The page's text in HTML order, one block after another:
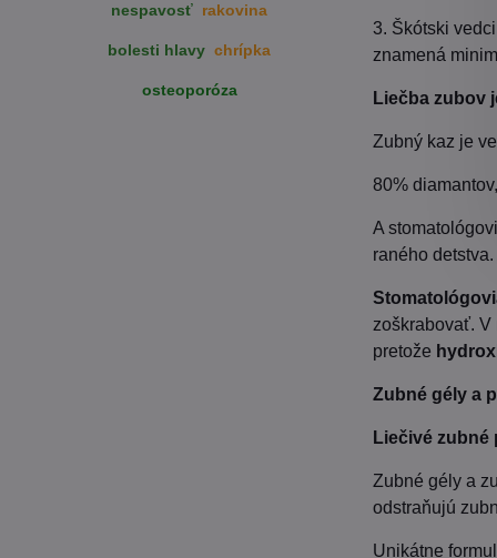
3. Škótski
znamená
Liečba zubov
Zubný kaz je
80%
A
raného
zoškrabovať.
pretože
Zubné gély a
Liečivé zubné
Zubné gély a
odstraňujú
Unikátne
nespavosť rakovina
bolesti hlavy chrípka
osteoporóza